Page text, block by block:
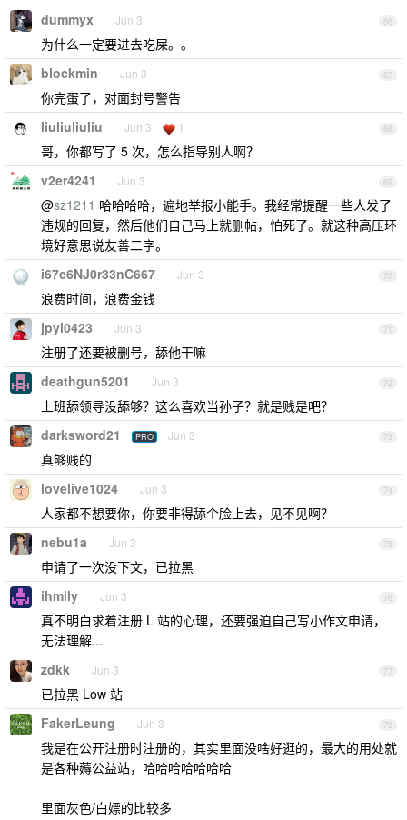
66
dummyx Jun 3
为什么一定要进去吃屎。。
67
blockmin Jun 3
你完蛋了，对面封号警告
68
liuliuliuliu Jun 3 1
哥，你都写了 5 次，怎么指导别人啊？
69
v2er4241 Jun 3
@sz1211 哈哈哈哈，遍地举报小能手。我经常提醒一些人发了
违规的回复，然后他们自己马上就删帖，怕死了。就这种高压环
境好意思说友善二字。
70
i67c6NJ0r33nC667 Jun 3
浪费时间，浪费金钱
71
jpyl0423 Jun 3
注册了还要被删号，舔他干嘛
72
deathgun5201 Jun 3
上班舔领导没舔够？这么喜欢当孙子？就是贱是吧？
73
darksword21 PRO Jun 3
真够贱的
74
lovelive1024 Jun 3
人家都不想要你，你要非得舔个脸上去，见不见啊？
75
nebu1a Jun 3
申请了一次没下文，已拉黑
76
ihmily Jun 3
真不明白求着注册 L 站的心理，还要强迫自己写小作文申请，
无法理解...
77
zdkk Jun 3
已拉黑 Low 站
78
FakerLeung Jun 3
我是在公开注册时注册的，其实里面没啥好逛的，最大的用处就
是各种薅公益站，哈哈哈哈哈哈哈
里面灰色/白嫖的比较多